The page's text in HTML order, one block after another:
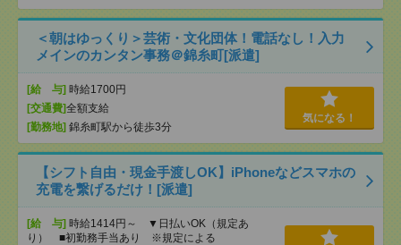
＜朝はゆっくり＞芸術・文化団体！電話なし！入力
メインのカンタン事務＠錦糸町[派遣]
[給 与] 時給1700円
[交通費]全額支給
[勤務地] 錦糸町駅から徒歩3分
気になる！
【シフト自由・現金手渡しOK】iPhoneなどスマホの
充電を繋げるだけ！[派遣]
[給 与] 時給1414円～ ▼日払いOK（規定あ
り） ■初勤務手当あり ※規定による